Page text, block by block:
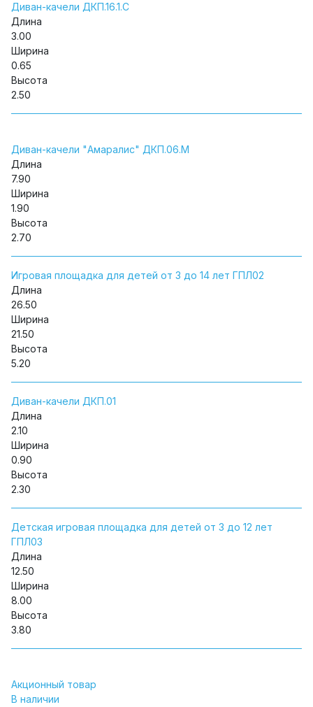
Диван-качели ДКП.16.1.С
Длина
3.00
Ширина
0.65
Высота
2.50
Диван-качели "Амаралис" ДКП.06.М
Длина
7.90
Ширина
1.90
Высота
2.70
Игровая площадка для детей от 3 до 14 лет ГПЛ02
Длина
26.50
Ширина
21.50
Высота
5.20
Диван-качели ДКП.01
Длина
2.10
Ширина
0.90
Высота
2.30
Детская игровая площадка для детей от 3 до 12 лет
ГПЛ03
Длина
12.50
Ширина
8.00
Высота
3.80
Акционный товар
В наличии